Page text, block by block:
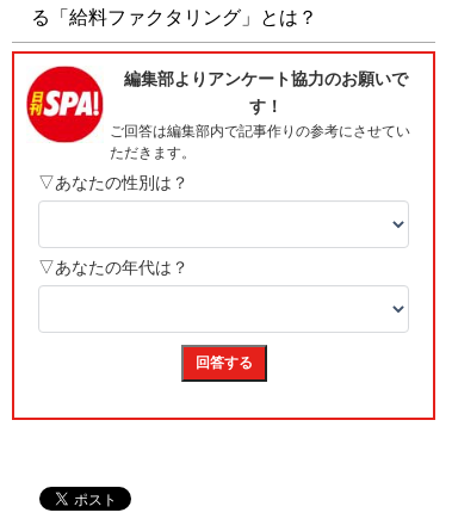
る「給料ファクタリング」とは？